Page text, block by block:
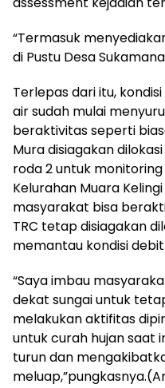
“Termasuk
di Pustu Desa
Terlepas dari itu,
air sudah mulai
beraktivitas seperti
Mura disiagakan
roda 2 untuk
Kelurahan Muara
masyarakat bisa
TRC tetap disiagakan
memantau kondisi
“Saya imbau
dekat sungai untuk
melakukan aktifitas
untuk curah hujan saat
turun dan